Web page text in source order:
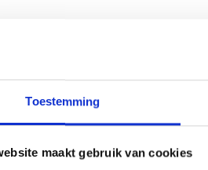
Toestemming
maakt gebruik van cookies